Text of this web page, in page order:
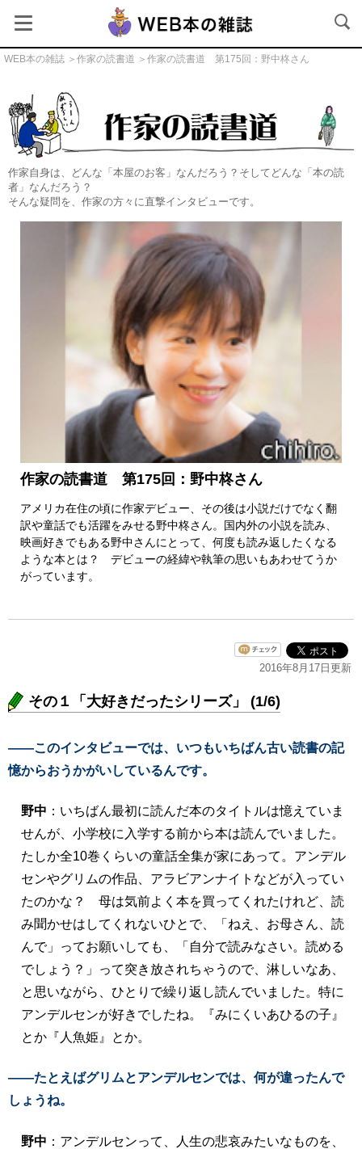
WEB本の雑誌 ＞ 作家の読書道 ＞作家の読書道 第175回：野中柊さん
作家の読書道
作家自身は、どんな「本屋のお客」なんだろう？そしてどんな「本の読
者」なんだろう？
そんな疑問を、作家の方々に直撃インタビューです。
作家の読書道 第175回：野中柊さん
アメリカ在住の頃に作家デビュー、その後は小説だけでなく翻
訳や童話でも活躍をみせる野中柊さん。国内外の小説を読み、
映画好きでもある野中さんにとって、何度も読み返したくなる
ような本とは？ デビューの経緯や執筆の思いもあわせてうか
がっています。
2016年8月17日更新
その１「大好きだったシリーズ」 (1/6)
――このインタビューでは、いつもいちばん古い読書の記
憶からおうかがいしているんです。
野中 ：いちばん最初に読んだ本のタイトルは憶えていま
せんが、小学校に入学する前から本は読んでいました。
たしか全10巻くらいの童話全集が家にあって。アンデル
センやグリムの作品、アラビアンナイトなどが入ってい
たのかな？ 母は気前よく本を買ってくれたけれど、読
み聞かせはしてくれないひとで、「ねえ、お母さん、読
んで」ってお願いしても、「自分で読みなさい。読める
でしょう？」って突き放されちゃうので、淋しいなあ、
と思いながら、ひとりで繰り返し読んでいました。特に
アンデルセンが好きでしたね。『みにくいあひるの子』
とか『人魚姫』とか。
――たとえばグリムとアンデルセンでは、何が違ったんで
しょうね。
野中 ：アンデルセンって、人生の悲哀みたいなものを、